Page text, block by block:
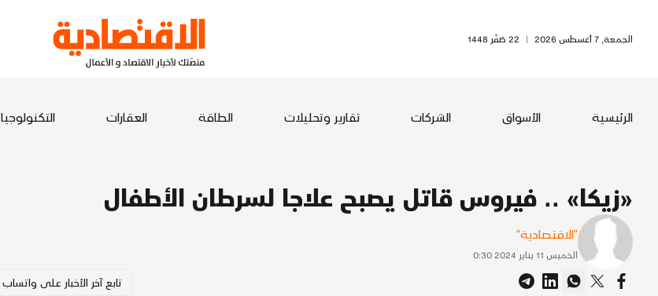
الجمعة, 7 أغسطس 2026 | 22 صَفَر 1448
الرئيسية الأسواق الشركات تقارير وتحليلات الطاقة العقارات التكنولوجيا
«زيكا» .. فيروس قاتل يصبح علاجا لسرطان الأطفال
"الاقتصادية"
الخميس 11 يناير 2024 0:30
تابع آخر الأخبار على واتساب